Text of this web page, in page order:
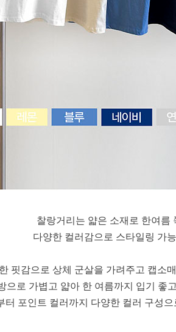
찰랑거리는 얇은 소재로 한여름
다양한 컬러감으로 스타일링 가
핏감으로 상체 군살을 가려주고 캡소
으로 가볍고 얇아 한 여름까지 입기 좋
포인트 컬러까지 다양한 컬러 구성